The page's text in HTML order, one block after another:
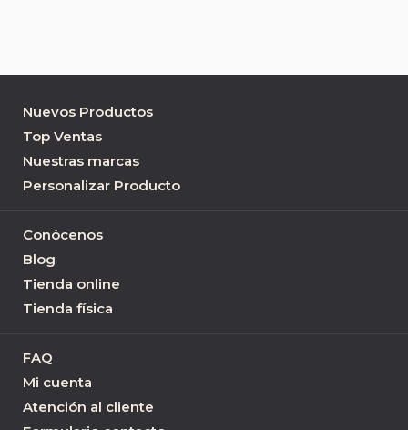
Nuevos Productos
Top Ventas
Nuestras marcas
Personalizar Producto
Conócenos
Blog
Tienda online
Tienda física
FAQ
Mi cuenta
Atención al cliente